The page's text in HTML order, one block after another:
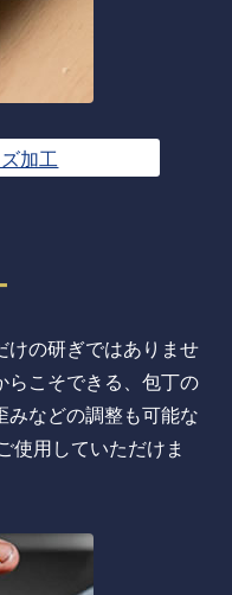
加工
けの研ぎではありませ
らこそできる、包丁の
などの調整も可能な
使用していただけま